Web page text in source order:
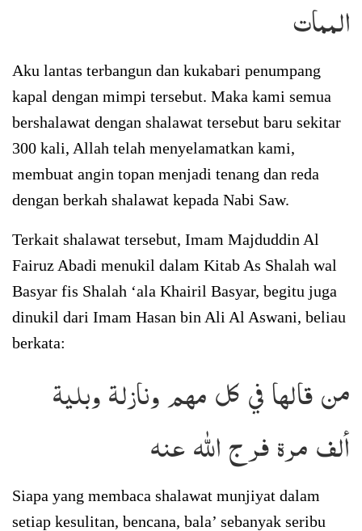
الممات
Aku lantas terbangun dan kukabari penumpang
kapal dengan mimpi tersebut. Maka kami semua
bershalawat dengan shalawat tersebut baru sekitar
300 kali, Allah telah menyelamatkan kami,
membuat angin topan menjadi tenang dan reda
dengan berkah shalawat kepada Nabi Saw.
Terkait shalawat tersebut, Imam Majduddin Al
Fairuz Abadi menukil dalam Kitab As Shalah wal
Basyar fis Shalah ‘ala Khairil Basyar, begitu juga
dinukil dari Imam Hasan bin Ali Al Aswani, beliau
berkata:
من قالها في كل مهم ونازلة وبلية
ألف مرة فرج الله عنه
Siapa yang membaca shalawat munjiyat dalam
setiap kesulitan, bencana, bala’ sebanyak seribu